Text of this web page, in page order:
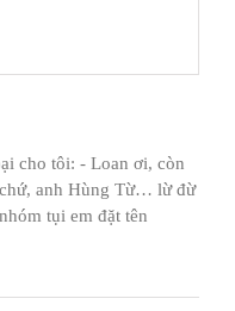
cho tôi: - Loan ơi, còn
anh Hùng Từ… lừ đừ
tụi em đặt tên